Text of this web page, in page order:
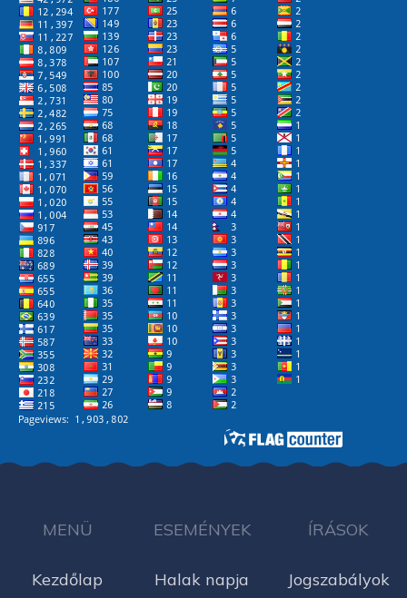
MENÜ
Kezdőlap
ESEMÉNYEK
Halak napja
ÍRÁSOK
Jogszabályok